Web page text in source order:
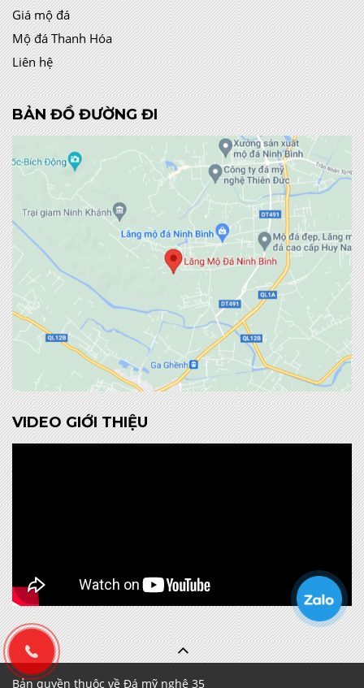
Giá mộ đá
Mộ đá Thanh Hóa
Liên hệ
BẢN ĐỒ ĐƯỜNG ĐI
VIDEO GIỚI THIỆU
Bản quyền thuộc về Đá mỹ nghệ 35